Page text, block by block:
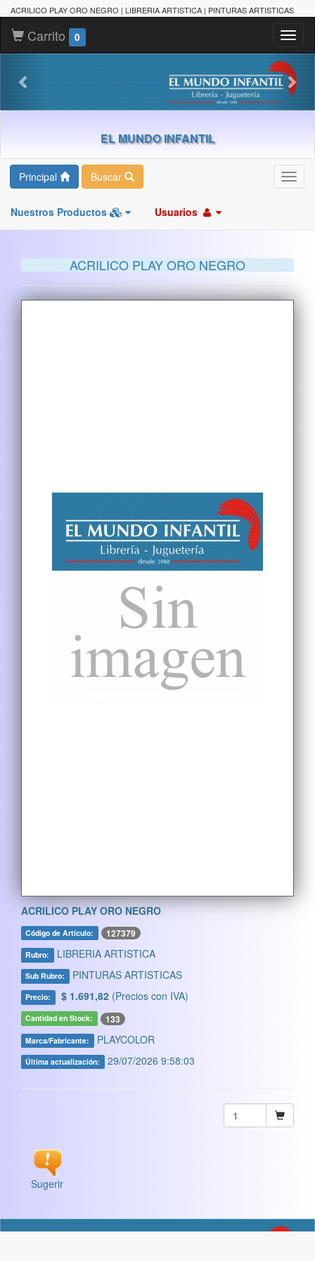
ACRILICO PLAY ORO NEGRO | LIBRERIA ARTISTICA | PINTURAS ARTISTICAS
Carrito 0
EL MUNDO INFANTIL
Principal Buscar
Nuestros Productos Usuarios
ACRILICO PLAY ORO NEGRO
ACRILICO PLAY ORO NEGRO
Código de Artículo: 127379
Rubro: LIBRERIA ARTISTICA
Sub Rubro: PINTURAS ARTISTICAS
Precio: $ 1.691,82 (Precios con IVA)
Cantidad en Stock: 133
Marca/Fabricante: PLAYCOLOR
Última actualización: 29/07/2026 9:58:03
Sugerir